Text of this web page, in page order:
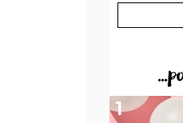
1